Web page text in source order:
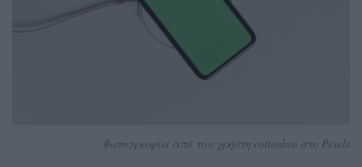
Φωτογραφία από τον χρήστη cottonbro στο Pexels